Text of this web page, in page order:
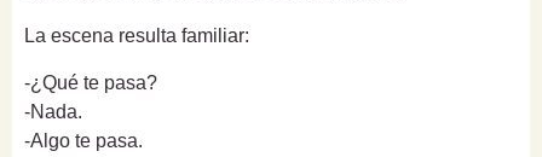
La escena resulta familiar:
-¿Qué te pasa?
-Nada.
-Algo te pasa.